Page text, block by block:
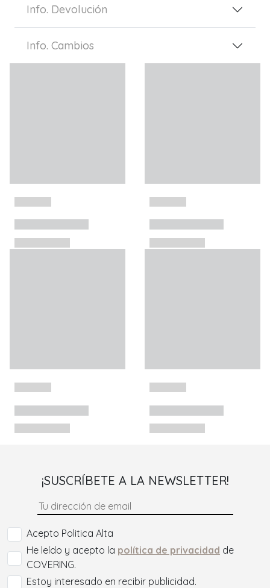
Info. Devolución
Info. Cambios
¡SUSCRÍBETE A LA NEWSLETTER!
Acepto Politica Alta
He leído y acepto la política de privacidad de
COVERING.
Estoy interesado en recibir publicidad.